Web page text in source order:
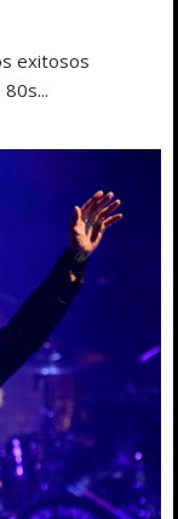
exitosos